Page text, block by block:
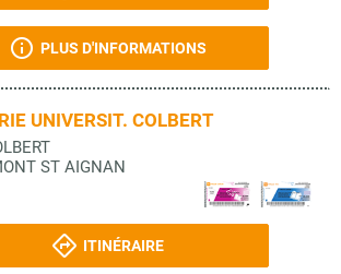
PLUS D'INFORMATIONS
UNIVERSIT. COLBERT
ST AIGNAN
ITINÉRAIRE